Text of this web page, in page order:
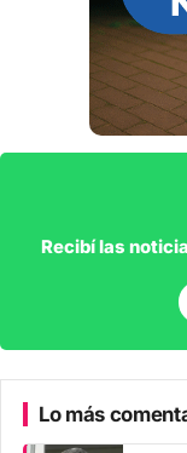
Recibí las
Lo más